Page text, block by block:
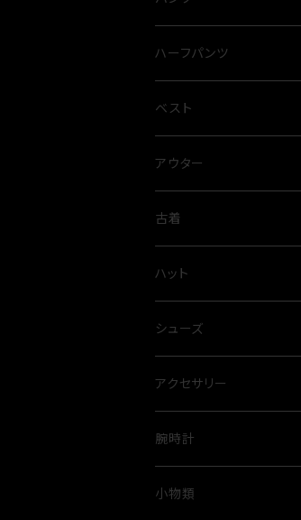
ハーフパンツ
ベスト
アウター
古着
ハット
シューズ
アクセサリー
腕時計
小物類